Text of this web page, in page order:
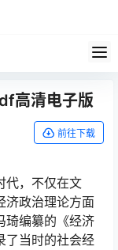
高清电子版
前往下载
代，不仅在文
济政治理论方面
琦编纂的《经济
了当时的社会经